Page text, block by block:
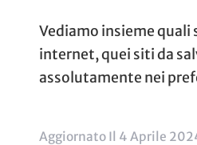
Vediamo insieme quali
internet, quei siti da
assolutamente nei
Aggiornato Il 4 Aprile